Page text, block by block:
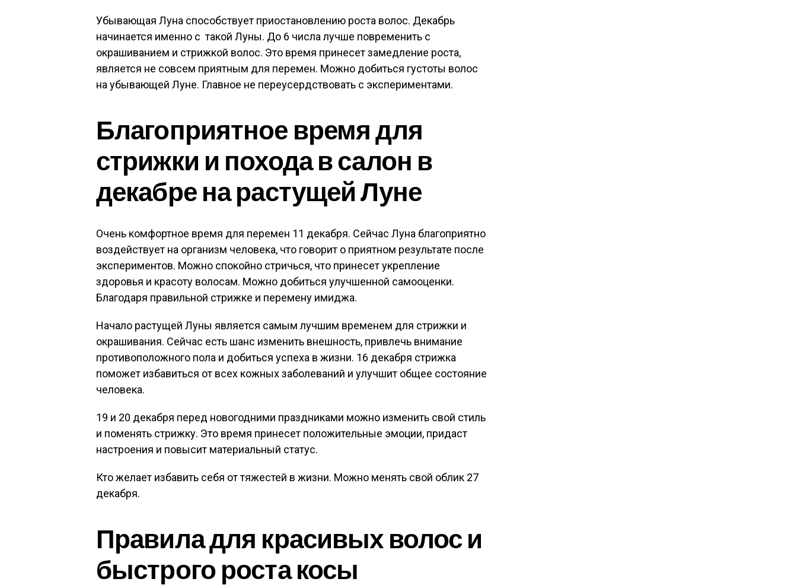
Убывающая Луна способствует приостановлению роста волос. Декабрь
начинается именно с такой Луны. До 6 числа лучше повременить с
окрашиванием и стрижкой волос. Это время принесет замедление роста,
является не совсем приятным для перемен. Можно добиться густоты волос
на убывающей Луне. Главное не переусердствовать с экспериментами.
Благоприятное время для
стрижки и похода в салон в
декабре на растущей Луне
Очень комфортное время для перемен 11 декабря. Сейчас Луна благоприятно
воздействует на организм человека, что говорит о приятном результате после
экспериментов. Можно спокойно стричься, что принесет укрепление
здоровья и красоту волосам. Можно добиться улучшенной самооценки.
Благодаря правильной стрижке и перемену имиджа.
Начало растущей Луны является самым лучшим временем для стрижки и
окрашивания. Сейчас есть шанс изменить внешность, привлечь внимание
противоположного пола и добиться успеха в жизни. 16 декабря стрижка
поможет избавиться от всех кожных заболеваний и улучшит общее состояние
человека.
19 и 20 декабря перед новогодними праздниками можно изменить свой стиль
и поменять стрижку. Это время принесет положительные эмоции, придаст
настроения и повысит материальный статус.
Кто желает избавить себя от тяжестей в жизни. Можно менять свой облик 27
декабря.
Правила для красивых волос и
быстрого роста косы